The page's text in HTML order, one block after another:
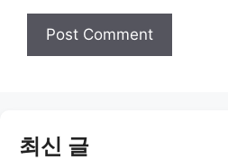
최신 글